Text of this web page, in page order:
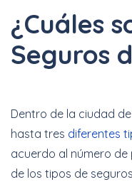
¿Cuáles
Seguros
Dentro de la ciudad
hasta tres diferentes
acuerdo al número
de los tipos de